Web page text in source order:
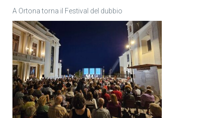
A Ortona torna il Festival del dubbio